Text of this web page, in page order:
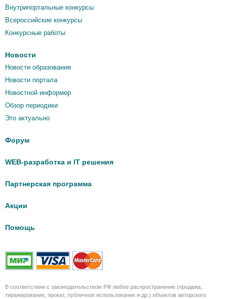
Внутрипортальные конкурсы
Всероссийские конкурсы
Конкурсные работы
Новости
Новости образования
Новости портала
Новостной информер
Обзор периодики
Это актуально
Форум
WEB-разработка и IT решения
Партнерская программа
Акции
Помощь
В соответствии с законодательством РФ любое распространение (продажа,
тиражирование, прокат, публичное использование и др.) объектов авторского